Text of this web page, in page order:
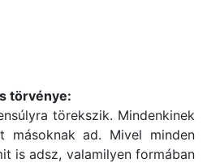
törvénye:
törekszik. Mindenkinek
másoknak ad. Mivel minden
is adsz, valamilyen formában